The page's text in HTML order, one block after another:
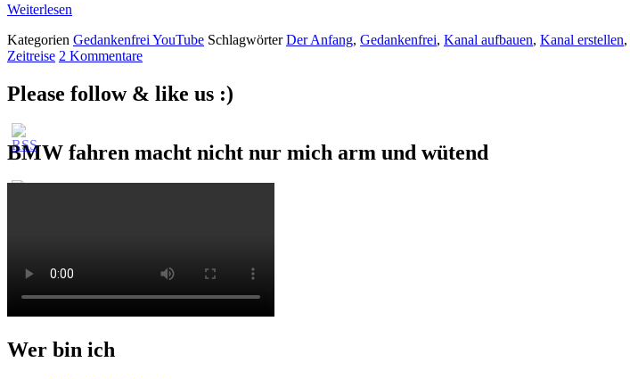
Weiterlesen
Kategorien Gedankenfrei YouTube SchlagwörterDer Anfang, Gedankenfrei, Kanal aufbauen, Kanal erstellen,
Zeitreise 2 Kommentare
Please follow & like us :)
BMW fahren macht nicht nur mich arm und wütend
Wer bin ich